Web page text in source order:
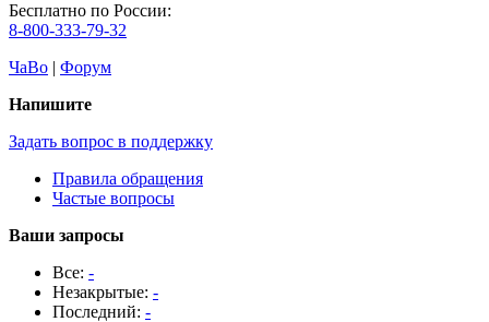
Бесплатно по России:
8-800-333-79-32
ЧаВо | Форум
Напишите
Задать вопрос в поддержку
Правила обращения
Частые вопросы
Ваши запросы
Все: -
Незакрытые: -
Последний: -